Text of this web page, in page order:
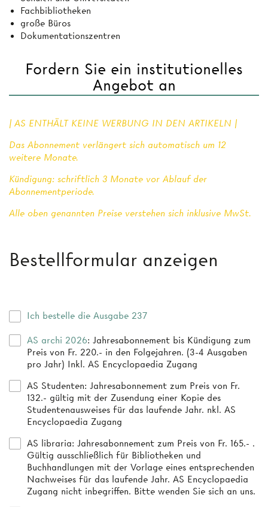
Fachbibliotheken
große Büros
Dokumentationszentren
Fordern Sie ein institutionelles
Angebot an
| AS ENTHÄLT KEINE WERBUNG IN DEN ARTIKELN |
Das Abonnement verlängert sich automatisch um 12
weitere Monate.
Kündigung: schriftlich 3 Monate vor Ablauf der
Abonnementperiode.
Alle oben genannten Preise verstehen sich inklusive MwSt.
Bestellformular anzeigen
Ich bestelle die Ausgabe 237
AS archi 2026: Jahresabonnement bis Kündigung zum
Preis von Fr. 220.- in den Folgejahren. (3-4 Ausgaben
pro Jahr) Inkl. AS Encyclopaedia Zugang
AS Studenten: Jahresabonnement zum Preis von Fr.
132.- gültig mit der Zusendung einer Kopie des
Studentenausweises für das laufende Jahr. nkl. AS
Encyclopaedia Zugang
AS libraria: Jahresabonnement zum Preis von Fr. 165.- .
Gültig ausschließlich für Bibliotheken und
Buchhandlungen mit der Vorlage eines entsprechenden
Nachweises für das laufende Jahr. AS Encyclopaedia
Zugang nicht inbegriffen. Bitte wenden Sie sich an uns.